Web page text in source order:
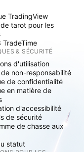
TradingView
tarot pour les
TradeTime
& SÉCURITÉ
d'utilisation
de non-responsabilité
de confidentialité
en matière de
d'accessibilité
de sécurité
de chasse aux
statut